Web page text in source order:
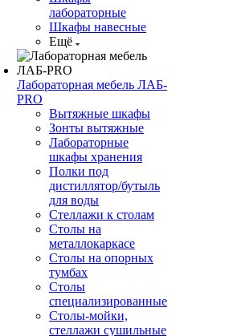
лабораторные
Шкафы навесные
Ещё
Лабораторная мебель ЛАБ-
PRO
Вытяжные шкафы
Зонты вытяжные
Лабораторные
шкафы хранения
Полки под
дистиллятор/бутыль
для воды
Стеллажи к столам
Столы на
металлокаркасе
Столы на опорных
тумбах
Столы
специализированные
Столы-мойки,
стеллажи сушильные